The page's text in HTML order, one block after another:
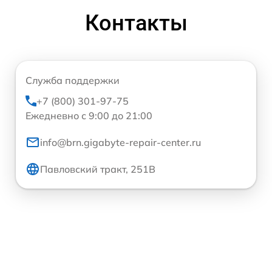
Контакты
Служба поддержки
+7 (800) 301-97-75
Ежедневно с 9:00 до 21:00
info@brn.gigabyte-repair-center.ru
Павловский тракт, 251В